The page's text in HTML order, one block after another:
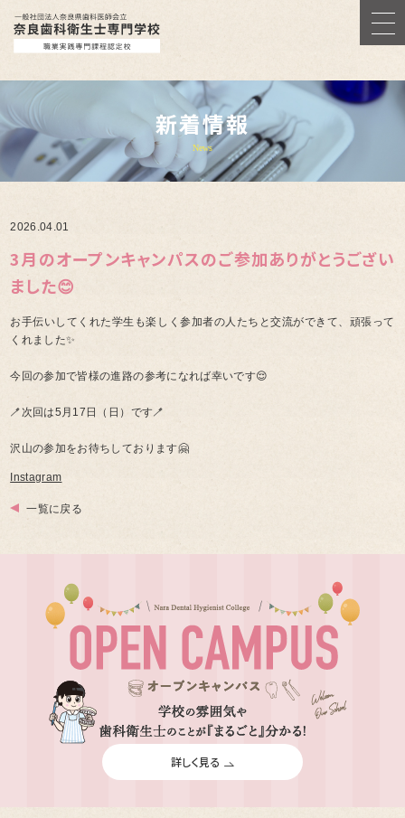
新着情報
News
2026.04.01
3月のオープンキャンパスのご参加ありがとうござい
ました😊
お手伝いしてくれた学生も楽しく参加者の人たちと交流ができて、頑張って
くれました✨
今回の参加で皆様の進路の参考になれば幸いです😌
🪥次回は5月17日（日）です🪥
沢山の参加をお待ちしております🤗
Instagram
一覧に戻る
詳しく見る